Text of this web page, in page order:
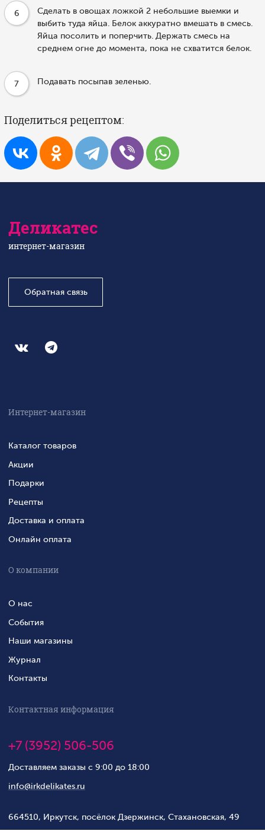
6
Сделать в овощах ложкой 2 небольшие выемки и
выбить туда яйца. Белок аккуратно вмешать в смесь.
Яйца посолить и поперчить. Держать смесь на
среднем огне до момента, пока не схватится белок.
7 Подавать посыпав зеленью.
Поделиться рецептом:
Деликатес
интернет-магазин
Обратная связь
Интернет-магазин
Каталог товаров
Акции
Подарки
Рецепты
Доставка и оплата
Онлайн оплата
О компании
О нас
События
Наши магазины
Журнал
Контакты
Контактная информация
+7 (3952) 506-506
Доставляем заказы с 9:00 до 18:00
info@irkdelikates.ru
664510, Иркутск, посёлок Дзержинск, Стахановская, 49